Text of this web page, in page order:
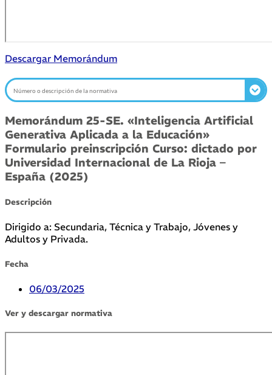
Descargar Memorándum
Memorándum 25-SE. «Inteligencia Artificial
Generativa Aplicada a la Educación»
Formulario preinscripción Curso: dictado por
Universidad Internacional de La Rioja –
España (2025)
Descripción
Dirigido a: Secundaria, Técnica y Trabajo, Jóvenes y
Adultos y Privada.
Fecha
06/03/2025
Ver y descargar normativa